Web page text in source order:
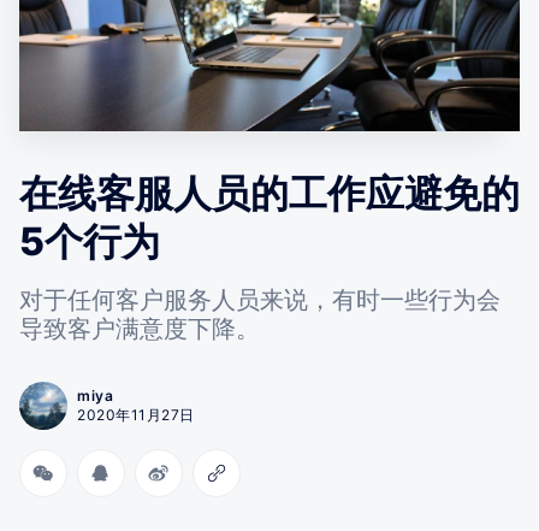
在线客服人员的工作应避免的
5个行为
对于任何客户服务人员来说，有时一些行为会
导致客户满意度下降。
miya
2020年11月27日